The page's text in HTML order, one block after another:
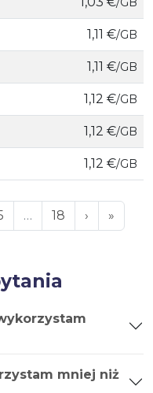
1,11 €/GB
1,11 €/GB
1,12 €/GB
1,12 €/GB
1,12 €/GB
… 18 › »
mniej niż